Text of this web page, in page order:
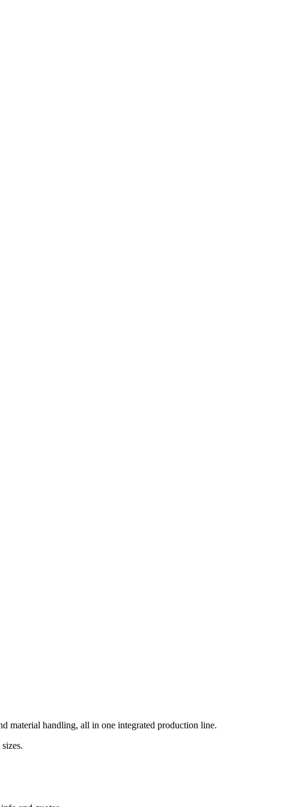
material handling, all in one integrated production line.